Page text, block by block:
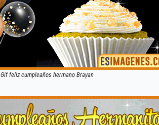
Gif feliz cumpleaños hermano Brayan